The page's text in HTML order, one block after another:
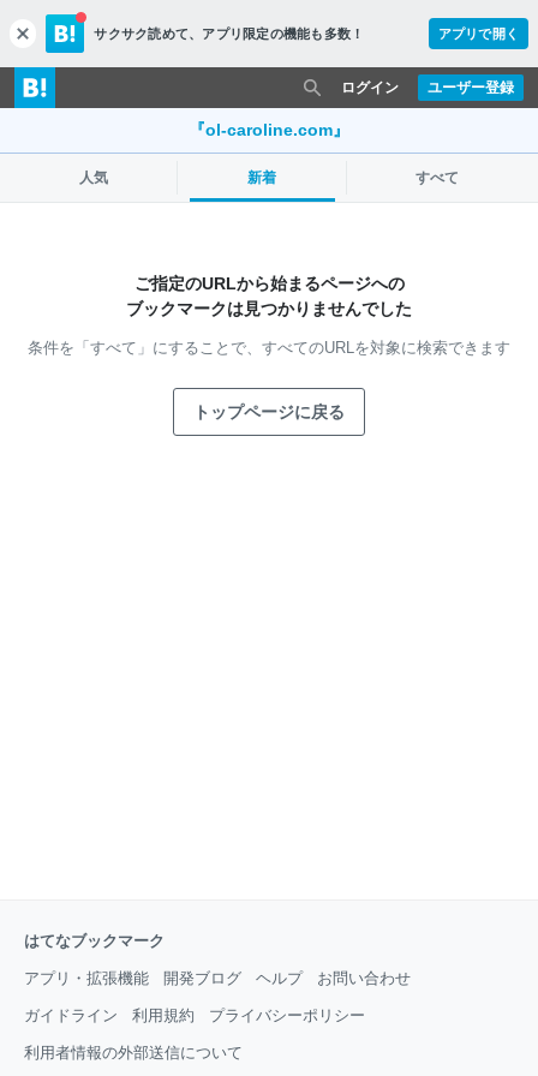
c
l
o
s
サクサク読めて、 アプリ限定の機能も多数！ アプリで開く
ユーザー登録
ログイン
『ol-caroline.com』
人気 新着 すべて
ご指定のURLから始まるページへの
ブックマークは見つかりませんでした
条件を「すべて」にすることで、 すべてのURLを対象に検索できます
トップページに戻る
はてなブックマーク
アプリ・拡張機能 開発ブログ ヘルプ お問い合わせ
ガイドライン 利用規約 プライバシーポリシー
利用者情報の外部送信について